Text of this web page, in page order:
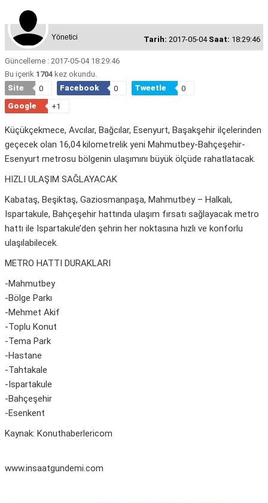
Yönetici Tarih: 2017-05-04 Saat: 18:29:46
Güncelleme : 2017-05-04 18:29:46
Bu içerik 1704 kez okundu.
Site
0 Facebook 0 Tweetle
0
Google
+1
Küçükçekmece, Avcılar, Bağcılar, Esenyurt, Başakşehir ilçelerinden
geçecek olan 16,04 kilometrelik yeni Mahmutbey-Bahçeşehir-
Esenyurt metrosu bölgenin ulaşımını büyük ölçüde rahatlatacak.
HIZLI ULAŞIM SAĞLAYACAK
Kabataş, Beşiktaş, Gaziosmanpaşa, Mahmutbey – Halkalı,
Ispartakule, Bahçeşehir hattında ulaşım fırsatı sağlayacak metro
hattı ile Ispartakule’den şehrin her noktasına hızlı ve konforlu
ulaşılabilecek.
METRO HATTI DURAKLARI
-Mahmutbey
-Bölge Parkı
-Mehmet Akif
-Toplu Konut
-Tema Park
-Hastane
-Tahtakale
-Ispartakule
-Bahçeşehir
-Esenkent
Kaynak: Konuthaberlericom
www.insaatgundemi.com